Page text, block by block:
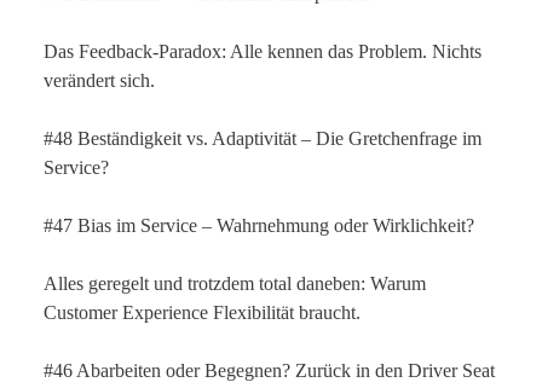
Das Feedback-Paradox: Alle kennen das Problem. Nichts
verändert sich.
#48 Beständigkeit vs. Adaptivität – Die Gretchenfrage im
Service?
#47 Bias im Service – Wahrnehmung oder Wirklichkeit?
Alles geregelt und trotzdem total daneben: Warum
Customer Experience Flexibilität braucht.
#46 Abarbeiten oder Begegnen? Zurück in den Driver Seat